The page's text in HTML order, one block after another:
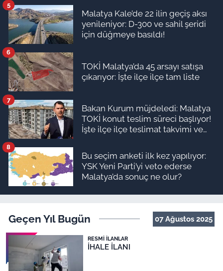
Malatya Kale’de 22 ilin geçiş aksı
yenileniyor: D-300 ve sahil şeridi
için düğmeye basıldı!
5
TOKİ Malatya’da 45 arsayı satışa
çıkarıyor: İşte ilçe ilçe tam liste
6
Bakan Kurum müjdeledi: Malatya
TOKİ konut teslim süreci başlıyor!
İşte ilçe ilçe teslimat takvimi ve
7
Bu seçim anketi ilk kez yapılıyor:
YSK Yeni Parti’yi veto ederse
Malatya’da sonuç ne olur?
8
Geçen Yıl Bugün 07 Ağustos 2025
RESMI İLANLAR
İHALE İLANI